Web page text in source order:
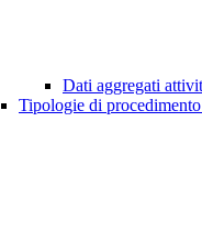
Dati aggregati
Tipologie di procedimento